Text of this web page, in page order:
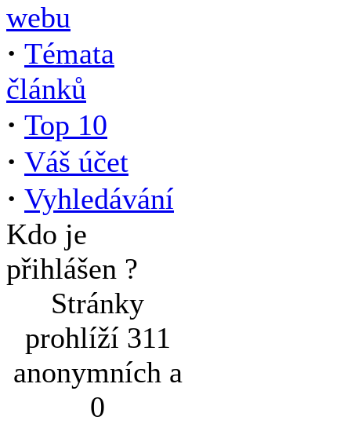
webu
· Témata
článků
· Top 10
· Váš účet
· Vyhledávání
Kdo je
přihlášen ?
Stránky
prohlíží 311
anonymních a
0